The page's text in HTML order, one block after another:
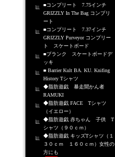
■コンプリート 7.75インチ
GRIZZLY In The Bag コンプリ
ート
■コンプリート 7.37インチ
GRIZZLY Purveyor コンプリー
ト スケートボード
■ブランク スケートボードデ
ッキ
■ Barrier Kult BA. KU. Knifing
History Tシャツ
◆脂肪遊戯 暴走聞かん者
RAMUKI
◆脂肪遊戯 FACE Tシャツ
（イエロー）
◆脂肪遊戯 赤ちゃん 子供 T
シャツ（９０ｃｍ）
◆脂肪遊戯 キッズTシャツ（１
３０ｃｍ １６０ｃｍ）女性の
方にも